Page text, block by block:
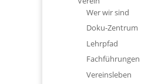
Wer wir sind
Doku-Zentrum
Lehrpfad
Fachführungen
Vereinsleben